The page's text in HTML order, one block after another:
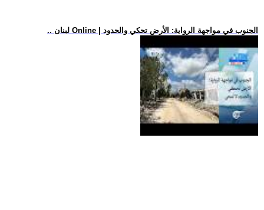
.. لبنان Online | الجنوب في مواجهة الرواية: الأرض تحكي والحدود